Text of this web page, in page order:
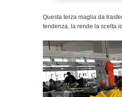
Questa terza maglia da
tendenza, la rende la scelta